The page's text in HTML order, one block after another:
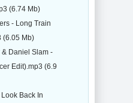
(6.74 Mb)
- Long Train
(6.05 Mb)
& Daniel Slam -
Edit).mp3 (6.9
Back In